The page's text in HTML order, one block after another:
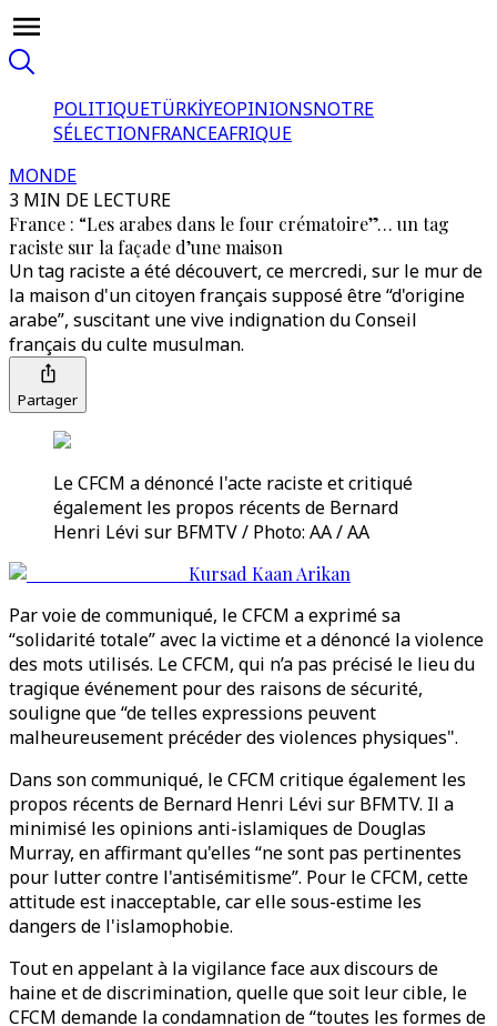
POLITIQUETÜRKİYEOPINIONSNOTRE
SÉLECTIONFRANCEAFRIQUE
MONDE
3 MIN DE LECTURE
France : “Les arabes dans le four crématoire”… un tag
raciste sur la façade d’une maison
Un tag raciste a été découvert, ce mercredi, sur le mur de
la maison d'un citoyen français supposé être “d'origine
arabe”, suscitant une vive indignation du Conseil
français du culte musulman.
Partager
Le CFCM a dénoncé l'acte raciste et critiqué
également les propos récents de Bernard
Henri Lévi sur BFMTV / Photo: AA / AA
Kursad Kaan Arikan
Par voie de communiqué, le CFCM a exprimé sa
“solidarité totale” avec la victime et a dénoncé la violence
des mots utilisés. Le CFCM, qui n’a pas précisé le lieu du
tragique événement pour des raisons de sécurité,
souligne que “de telles expressions peuvent
malheureusement précéder des violences physiques".
Dans son communiqué, le CFCM critique également les
propos récents de Bernard Henri Lévi sur BFMTV. Il a
minimisé les opinions anti-islamiques de Douglas
Murray, en affirmant qu'elles “ne sont pas pertinentes
pour lutter contre l'antisémitisme”. Pour le CFCM, cette
attitude est inacceptable, car elle sous-estime les
dangers de l'islamophobie.
Tout en appelant à la vigilance face aux discours de
haine et de discrimination, quelle que soit leur cible, le
CFCM demande la condamnation de “toutes les formes de